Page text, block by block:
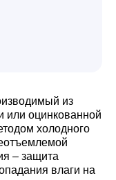
из
или оцинкованной
холодного
– защита
влаги на